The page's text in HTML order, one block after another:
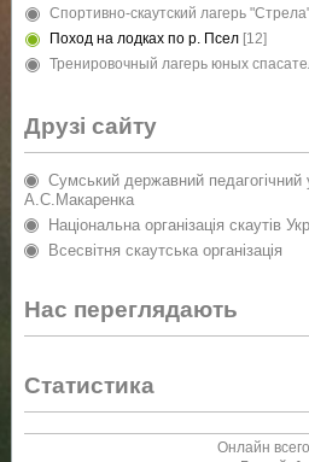
Спортивно-скаутский лагерь
Поход на лодках по р. Псел [12]
Тренировочный лагерь юных
Друзі сайту
Сумський державний педагогічний
А.С.Макаренка
Національна організація скаутів
Всесвітня скаутська організація
Нас переглядають
Статистика
Онлайн